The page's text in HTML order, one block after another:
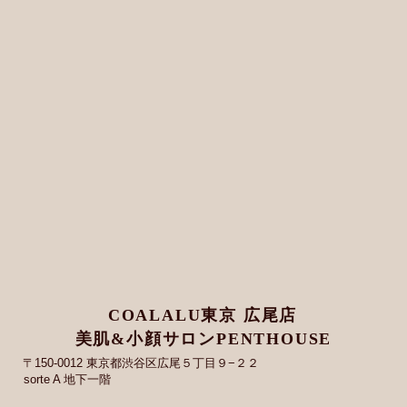
COALALU東京 広尾店
美肌&小顔サロンPENTHOUSE
〒150-0012 東京都渋谷区広尾５丁目９−２２
sorte A 地下一階